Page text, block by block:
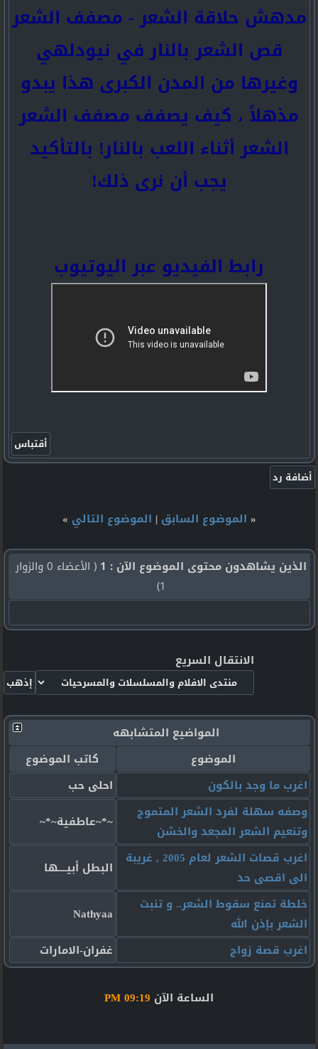
مدهش حلاقة الشعر - مصفف الشعر
قص الشعر بالنار في نيودلهي
وغيرها من المدن الكبرى هذا يبدو
مذهلاً ، كيف يصفف مصفف الشعر
الشعر أثناء اللعب بالنار! بالتأكيد
يجب أن نرى ذلك!
رابط الفيديو عبر اليوتيوب
« الموضوع السابق | الموضوع التالي »
الذين يشاهدون محتوى الموضوع الآن : 1
( الأعضاء 0 والزوار
1)
الانتقال السريع
المواضيع المتشابهه
الموضوع
كاتب الموضوع
اغرب ما وجد بالكون
احلى حب
وصفه سهلة لفرد الشعر المتموج
وتنعيم الشعر المجعد والخشن
~*~عاطفية~*~
اغرب قصات الشعر لعام 2005 , غريبة
الى اقصى حد
البطل أبيــــها
خلطة تمنع سقوط الشعر.. و تنبت
الشعر بإذن الله
Nathyaa
اغرب قصة زواج
غفران-الامارات
الساعة الآن 09:19 PM